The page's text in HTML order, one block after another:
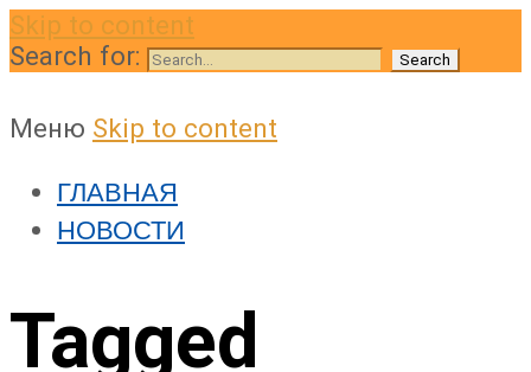
Skip to content
Search for:
Меню Skip to content
ГЛАВНАЯ
НОВОСТИ
Tagged